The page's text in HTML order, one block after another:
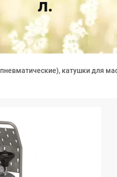
л.
катушки для